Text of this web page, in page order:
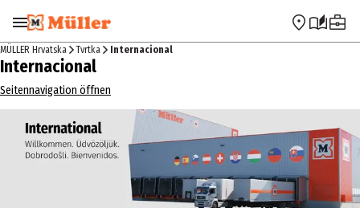
Preskoči na navigaciju Preskoči na glavni sadržaj
MÜLLER Hrvatska Tvrtka Internacional
Internacional
Seitennavigation öffnen